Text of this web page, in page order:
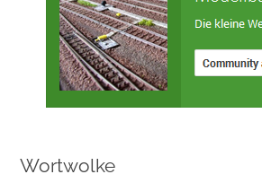
Wortwolke